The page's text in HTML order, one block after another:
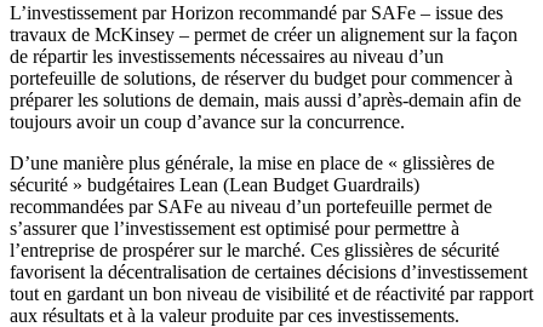
L’investissement par Horizon recommandé par SAFe – issue des
travaux de McKinsey – permet de créer un alignement sur la façon
de répartir les investissements nécessaires au niveau d’un
portefeuille de solutions, de réserver du budget pour commencer à
préparer les solutions de demain, mais aussi d’après-demain afin de
toujours avoir un coup d’avance sur la concurrence.
D’une manière plus générale, la mise en place de « glissières de
sécurité » budgétaires Lean (Lean Budget Guardrails)
recommandées par SAFe au niveau d’un portefeuille permet de
s’assurer que l’investissement est optimisé pour permettre à
l’entreprise de prospérer sur le marché. Ces glissières de sécurité
favorisent la décentralisation de certaines décisions d’investissement
tout en gardant un bon niveau de visibilité et de réactivité par rapport
aux résultats et à la valeur produite par ces investissements.